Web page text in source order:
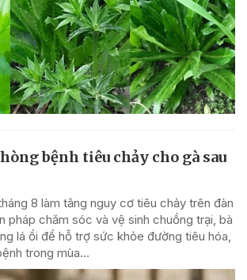
bệnh tiêu chảy cho gà sau
8 làm tăng nguy cơ tiêu chảy trên đàn
pháp chăm sóc và vệ sinh chuồng trại, bà
lá ổi để hỗ trợ sức khỏe đường tiêu hóa,
trong mùa...